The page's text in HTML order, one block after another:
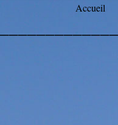
Accueil